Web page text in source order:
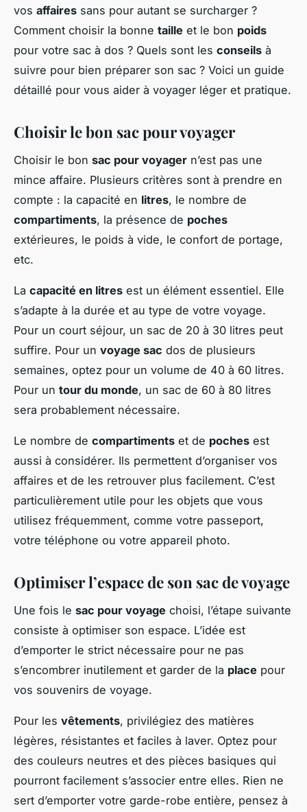
vos affaires sans pour autant se surcharger ?
Comment choisir la bonne taille et le bon poids
pour votre sac à dos ? Quels sont les conseils à
suivre pour bien préparer son sac ? Voici un guide
détaillé pour vous aider à voyager léger et pratique.
Choisir le bon sac pour voyager
Choisir le bon sac pour voyager n’est pas une
mince affaire. Plusieurs critères sont à prendre en
compte : la capacité en litres, le nombre de
compartiments, la présence de poches
extérieures, le poids à vide, le confort de portage,
etc.
La capacité en litres est un élément essentiel. Elle
s’adapte à la durée et au type de votre voyage.
Pour un court séjour, un sac de 20 à 30 litres peut
suffire. Pour un voyage sac dos de plusieurs
semaines, optez pour un volume de 40 à 60 litres.
Pour un tour du monde, un sac de 60 à 80 litres
sera probablement nécessaire.
Le nombre de compartiments et de poches est
aussi à considérer. Ils permettent d’organiser vos
affaires et de les retrouver plus facilement. C’est
particulièrement utile pour les objets que vous
utilisez fréquemment, comme votre passeport,
votre téléphone ou votre appareil photo.
Optimiser l’espace de son sac de voyage
Une fois le sac pour voyage choisi, l’étape suivante
consiste à optimiser son espace. L’idée est
d’emporter le strict nécessaire pour ne pas
s’encombrer inutilement et garder de la place pour
vos souvenirs de voyage.
Pour les vêtements, privilégiez des matières
légères, résistantes et faciles à laver. Optez pour
des couleurs neutres et des pièces basiques qui
pourront facilement s’associer entre elles. Rien ne
sert d’emporter votre garde-robe entière, pensez à